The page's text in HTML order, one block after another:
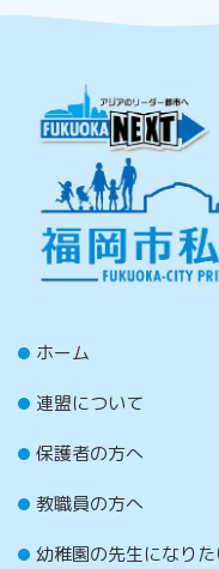
ホーム
連盟について
保護者の方へ
教職員の方へ
幼稚園の先生になり